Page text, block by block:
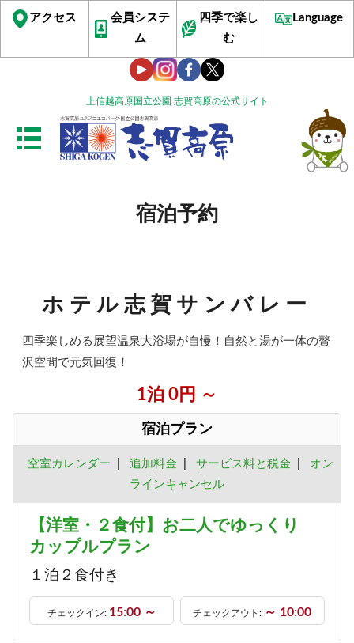
上信越高原国立公園 志賀高原の公式サイト
アクセス
会員システ
ム
四季で楽し
む
Language
宿泊予約
ホテル志賀サンバレー
四季楽しめる展望温泉大浴場が自慢！自然と湯が一体の贅
沢空間で元気回復！
1泊 0円 ～
宿泊プラン
空室カレンダー 追加料金 サービス料と税金
オン
ラインキャンセル
【洋室・２食付】お二人でゆっくり
カップルプラン
１泊２食付き
チェックイン: 15:00 ～ チェックアウト: ～ 10:00